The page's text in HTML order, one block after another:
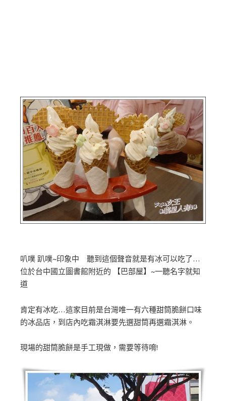
叭噗 趴噗~印象中 聽到這個聲音就是有冰可以吃了…
位於台中國立圖書館附近的 【巴部屋】~一聽名字就知
道
肯定有冰吃…這家目前是台灣唯一有六種甜筒脆餅口味
的冰品店，到店內吃霜淇淋要先選甜筒再選霜淇淋。
現場的甜筒脆餅是手工現做，需要等待唷!